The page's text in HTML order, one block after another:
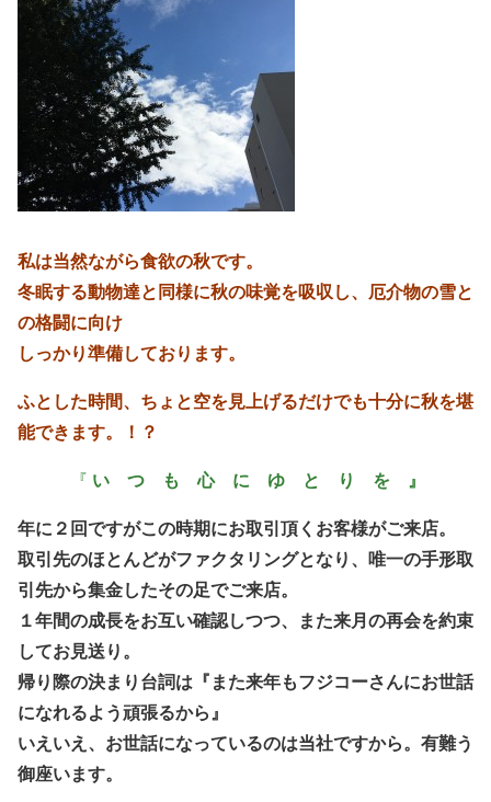
私は当然ながら食欲の秋です。
冬眠する動物達と同様に秋の味覚を吸収し、厄介物の雪と
の格闘に向け
しっかり準備しております。
ふとした時間、ちょと空を見上げるだけでも十分に秋を堪
能できます。！？
『 い つ も 心 に ゆ と り を 』
年に２回ですがこの時期にお取引頂くお客様がご来店。
取引先のほとんどがファクタリングとなり、唯一の手形取
引先から集金したその足でご来店。
１年間の成長をお互い確認しつつ、また来月の再会を約束
してお見送り。
帰り際の決まり台詞は『また来年もフジコーさんにお世話
になれるよう頑張るから』
いえいえ、お世話になっているのは当社ですから。有難う
御座います。